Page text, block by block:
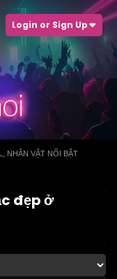
Login or Sign Up
NHÂN VẬT NỔI BẬT
đẹp ở